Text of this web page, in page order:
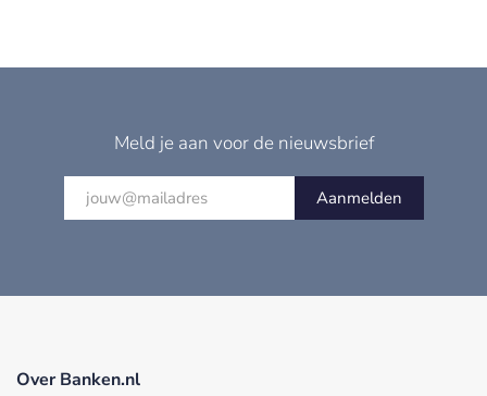
Meld je aan voor de nieuwsbrief
Aanmelden
Over Banken.nl